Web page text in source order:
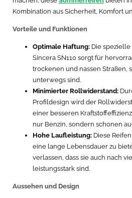
Kombination aus Sicherheit, Komfort
Vorteile und Funktionen
Optimale Haftung: Die
Sincera SN110 sorgt für
trockenen und nassen Straßen,
unterwegs sind.
Minimierter Rollwiderstand:
Profildesign wird der
einer besseren
nur Benzin, sondern schonen
Hohe Laufleistung: Diese
eine lange Lebensdauer zu
verlassen, dass sie auch nach
leistungsstark sind.
Aussehen und Design